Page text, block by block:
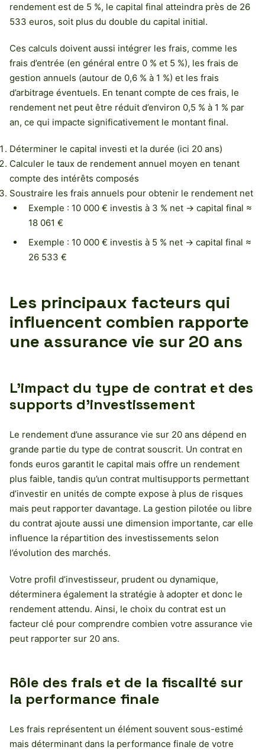
rendement est de 5 %, le capital final atteindra près de 26
533 euros, soit plus du double du capital initial.
Ces calculs doivent aussi intégrer les frais, comme les
frais d’entrée (en général entre 0 % et 5 %), les frais de
gestion annuels (autour de 0,6 % à 1 %) et les frais
d’arbitrage éventuels. En tenant compte de ces frais, le
rendement net peut être réduit d’environ 0,5 % à 1 % par
an, ce qui impacte significativement le montant final.
Déterminer le capital investi et la durée (ici 20 ans)
Calculer le taux de rendement annuel moyen en tenant
compte des intérêts composés
Soustraire les frais annuels pour obtenir le rendement net
Exemple : 10 000 € investis à 3 % net → capital final ≈
18 061 €
Exemple : 10 000 € investis à 5 % net → capital final ≈
26 533 €
Les principaux facteurs qui
influencent combien rapporte
une assurance vie sur 20 ans
L’impact du type de contrat et des
supports d’investissement
Le rendement d’une assurance vie sur 20 ans dépend en
grande partie du type de contrat souscrit. Un contrat en
fonds euros garantit le capital mais offre un rendement
plus faible, tandis qu’un contrat multisupports permettant
d’investir en unités de compte expose à plus de risques
mais peut rapporter davantage. La gestion pilotée ou libre
du contrat ajoute aussi une dimension importante, car elle
influence la répartition des investissements selon
l’évolution des marchés.
Votre profil d’investisseur, prudent ou dynamique,
déterminera également la stratégie à adopter et donc le
rendement attendu. Ainsi, le choix du contrat est un
facteur clé pour comprendre combien votre assurance vie
peut rapporter sur 20 ans.
Rôle des frais et de la fiscalité sur
la performance finale
Les frais représentent un élément souvent sous-estimé
mais déterminant dans la performance finale de votre